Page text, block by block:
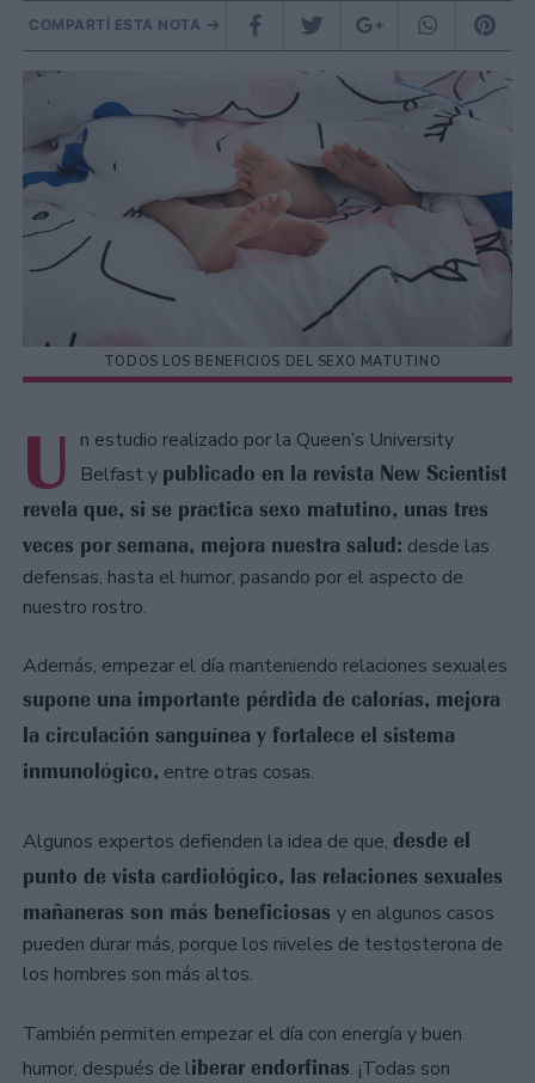
COMPARTÍ ESTA NOTA
TODOS LOS BENEFICIOS DEL SEXO MATUTINO
U n estudio realizado por la Queen’s University
Belfast y publicado en la revista New Scientist
revela que, si se practica sexo matutino, unas tres
veces por semana, mejora nuestra salud: desde las
defensas, hasta el humor, pasando por el aspecto de
nuestro rostro.
Además, empezar el día manteniendo relaciones sexuales
supone una importante pérdida de calorías, mejora
la circulación sanguínea y fortalece el sistema
inmunológico, entre otras cosas.
Algunos expertos defienden la idea de que, desde el
punto de vista cardiológico, las relaciones sexuales
mañaneras son más beneficiosas y en algunos casos
pueden durar más, porque los niveles de testosterona de
los hombres son más altos.
También permiten empezar el día con energía y buen
humor, después de liberar endorfinas. ¡Todas son